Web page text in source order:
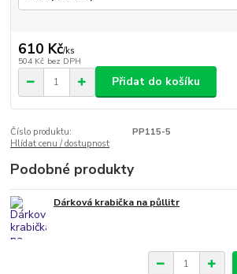
610 Kč/ks
504 Kč bez DPH
Přidat do košíku
Číslo produktu:
PP115-5
Hlídat cenu / dostupnost
Podobné produkty
Dárková krabička na půllitr